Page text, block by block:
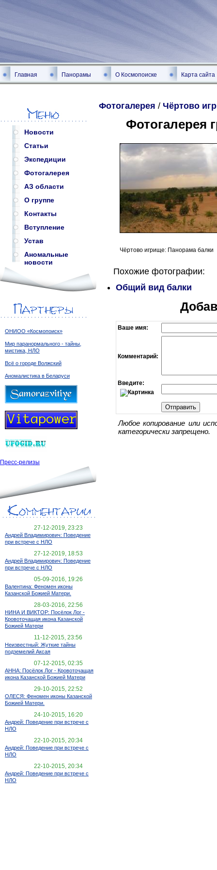
Главная Панорамы О Космопоиске Карта сайта
Новости
Статьи
Экспедиции
Фотогалерея
АЗ области
О группе
Контакты
Вступление
Устав
Аномальные
новости
ОНИОО «Космопоиск»
Мир паранормального - тайны,
мистика, НЛО
Всё о городе Волжский
Аномалистика в Беларуси
Пресс-релизы
27-12-2019, 23:23
Андрей Владимирович: Поведение
при встрече с НЛО
27-12-2019, 18:53
Андрей Владимирович: Поведение
при встрече с НЛО
05-09-2016, 19:26
Валентина: Феномен иконы
Казанской Божией Матери.
28-03-2016, 22:56
НИНА И ВИКТОР: Посёлок Лог -
Кровоточащая икона Казанской
Божией Матери
11-12-2015, 23:56
Неизвестный: Жуткие тайны
подземелий Аксая
07-12-2015, 02:35
АННА: Посёлок Лог - Кровоточащая
икона Казанской Божией Матери
29-10-2015, 22:52
ОЛЕСЯ: Феномен иконы Казанской
Божией Матери.
24-10-2015, 16:20
Андрей: Поведение при встрече с
НЛО
22-10-2015, 20:34
Андрей: Поведение при встрече с
НЛО
22-10-2015, 20:34
Андрей: Поведение при встрече с
НЛО
Фотогалерея / Чёртово
Фотогалерея
Чёртово игрище: Панорама балки
Похожие фотографии:
Общий вид балки
Ваше имя:
Комментарий:
Введите:
Любое копирование или
категорически запрещено.